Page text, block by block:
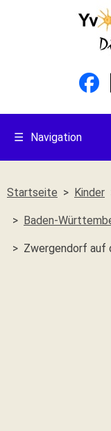
☰ Navigation
Startseite Kinder
Baden-
Zwergendorf auf